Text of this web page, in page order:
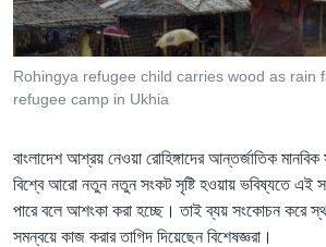
Learning English
FOLLOW US
অন্য ভাষায় ওয়েব সাইট
Rohingya refugee child carries wood as rain
refugee camp in Ukhia
বাংলাদেশ আশ্রয় নেওয়া রোহিঙ্গাদের আন্তর্জাতিক
বিশ্বে আরো নতুন নতুন সংকট সৃষ্টি হওয়ায় ভবিষ্যতে
পারে বলে আশংকা করা হচ্ছে। তাই ব্যয় সংকোচন করে
সমন্বয়ে কাজ করার তাগিদ দিয়েছেন বিশেষজ্ঞরা।